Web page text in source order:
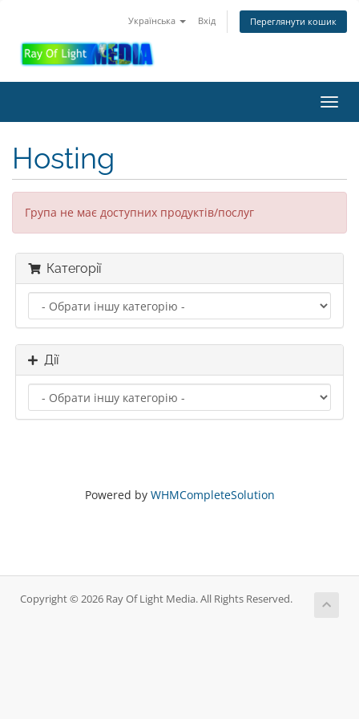
Українська Вхід Переглянути кошик
Hosting
Група не має доступних продуктів/послуг
Категорії
Дії
Powered by WHMCompleteSolution
Copyright © 2026 Ray Of Light Media. All Rights Reserved.